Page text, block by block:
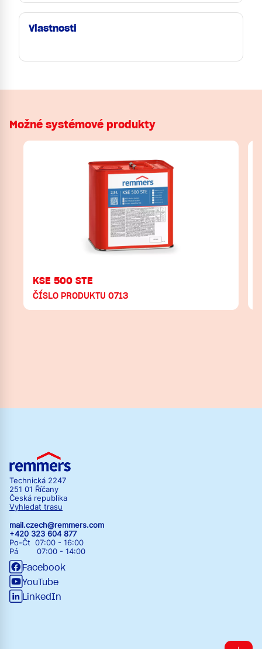
Vlastnosti
Možné systémové produkty
KSE 500 STE
ČÍSLO PRODUKTU 0713
Technická 2247
251 01 Říčany
Česká republika
Vyhledat trasu
mail.czech@remmers.com
+420 323 604 877
Po-Čt 07:00 - 16:00
Pá 07:00 - 14:00
Facebook
YouTube
LinkedIn